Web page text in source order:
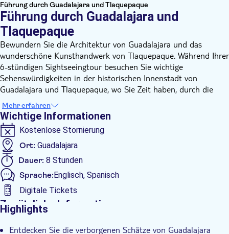
Führung durch Guadalajara und Tlaquepaque
Führung durch Guadalajara und
Tlaquepaque
Bewundern Sie die Architektur von Guadalajara und das
wunderschöne Kunsthandwerk von Tlaquepaque. Während Ihrer
6-stündigen Sightseeingtour besuchen Sie wichtige
Sehenswürdigkeiten in der historischen Innenstadt von
Guadalajara und Tlaquepaque, wo Sie Zeit haben, durch die
Kopfsteinpflasterstraßen und Kunsthandwerksmärkte zu
schlendern.
Ihr Reiseleiter holt Sie in Ihrem Hotel ab und bringt Sie in die
historische Innenstadt von Guadalajara. Genießen Sie eine
umfassende Führung, bei der Ihnen der Reiseleiter alles über
die koloniale Architektur erklärt. Halten Sie unter anderem an
der Plaza de Armas, der Plaza de la Liberation, dem Degollado-
Theater, der Plaza de la Rotonda und dem Expiatory-Tempel.
Anschließend fahren wir nach Tlaquepaque, wo Sie in Ihrer
Freizeit durch die engen Kopfsteinpflasterstraßen schlendern
und die wunderschöne Architektur bewundern oder
Mehr erfahren
Wichtige Informationen
Kostenlose Stornierung
Ort: Guadalajara
Dauer: 8 Stunden
Sprache:Englisch, Spanisch
Digitale Tickets
Zusätzliche Informationen
Sofortbestätigung
Highlights
Entdecken Sie die verborgenen Schätze von Guadalajara